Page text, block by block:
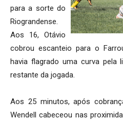
para a sorte do
Riograndense.
Aos 16, Otávio
cobrou escanteio para o
havia flagrado uma curva pela
restante da jogada.
Aos 25 minutos, após
Wendell cabeceou nas